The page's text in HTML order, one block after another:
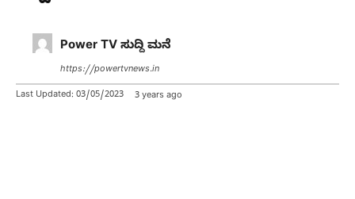
Power TV ಸುದ್ದಿ ಮನೆ
https://powertvnews.in
Last Updated: 03/05/2023 3 years ago